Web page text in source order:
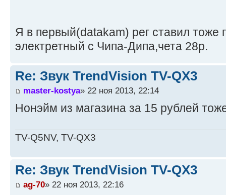
Я в первый(datakam) рег ставил тоже
электретный с Чипа-Дипа,чета 28р.
Re: Звук TrendVision TV-QX3
master-kostya» 22 ноя 2013, 22:14
Нонэйм из магазина за 15 рублей
TV-Q5NV, TV-QX3
Re: Звук TrendVision TV-QX3
ag-70» 22 ноя 2013, 22:16